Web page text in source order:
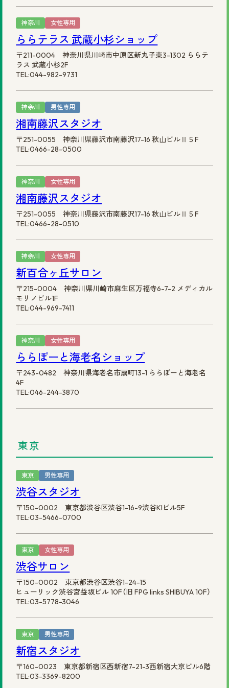
神奈川 女性専用
ららテラス 武蔵小杉ショップ
〒211-0004 神奈川県川崎市中原区新丸子東3-1302 ららテ
ラス 武蔵小杉2F
TEL:044-982-9731
神奈川 男性専用
湘南藤沢スタジオ
〒251-0055 神奈川県藤沢市南藤沢17-16 秋山ビルⅡ５F
TEL:0466-28-0500
神奈川 女性専用
湘南藤沢スタジオ
〒251-0055 神奈川県藤沢市南藤沢17-16 秋山ビルⅡ５F
TEL:0466-28-0510
神奈川 女性専用
新百合ヶ丘サロン
〒215-0004 神奈川県川崎市麻生区万福寺6-7-2 メディカル
モリノビル1F
TEL:044-969-7411
神奈川 女性専用
ららぽーと海老名ショップ
〒243-0482 神奈川県海老名市扇町13-1 ららぽーと海老名
4F
TEL:046-244-3870
東京
東京 男性専用
渋谷スタジオ
〒150-0002 東京都渋谷区渋谷1-16-9渋谷KIビル5F
TEL:03-5466-0700
東京 女性専用
渋谷サロン
〒150-0002 東京都渋谷区渋谷1-24-15
ヒューリック渋谷宮益坂ビル 10F（旧 FPG links SHIBUYA 10F）
TEL:03-5778-3046
東京 男性専用
新宿スタジオ
〒160-0023 東京都新宿区西新宿7-21-3西新宿大京ビル6階
TEL:03-3369-8200